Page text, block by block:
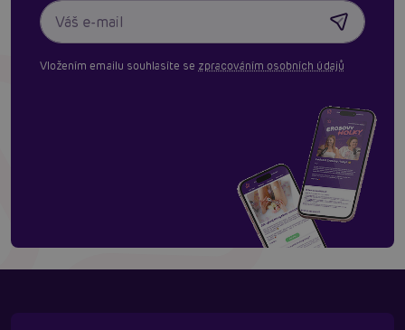
Vložením emailu souhlasíte se zpracováním osobních údajů